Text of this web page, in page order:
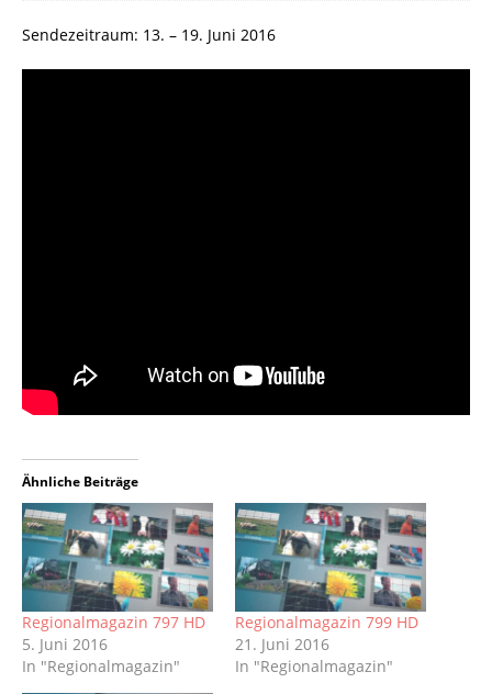
Sendezeitraum: 13. – 19. Juni 2016
Ähnliche Beiträge
Regionalmagazin 797 HD
5. Juni 2016
In "Regionalmagazin"
Regionalmagazin 799 HD
21. Juni 2016
In "Regionalmagazin"